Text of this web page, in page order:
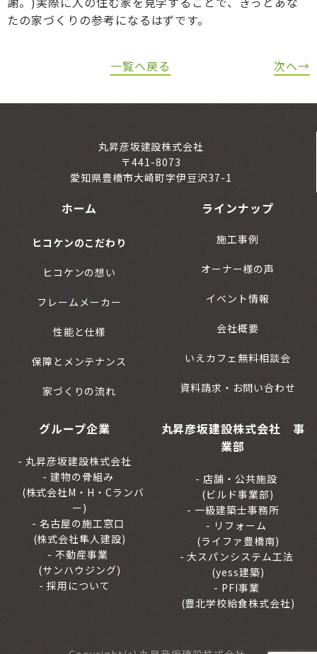
たの家づくりの参考になるはずです。
一覧へ戻る 次へ→
丸昇彦坂建設株式会社
〒441-8073
愛知県豊橋市大崎町字伊豆沢37-1
ホーム
ヒコケンのこだわり
ヒコケンの想い
フレームメーカー
性能と仕様
保障とメンテナンス
家づくりの流れ
ラインナップ
施工事例
オーナー様の声
イベント情報
会社概要
いえカフェ無料相談会
資料請求・お問い合わせ
グループ企業
丸昇彦坂建設株式会社
建物の骨組み
(株式会社M・H・Cランバ
ー)
名古屋の施工窓口
(株式会社隼人建設)
不動産事業
(サンハウジング)
採用について
丸昇彦坂建設株式会社 事
業部
店舗・公共施設
(ビルド事業部)
一級建築士事務所
リフォーム
(ライファ豊橋南)
大スパンシステム工法
(yess建築)
PFI事業
(豊北学校給食株式会社)